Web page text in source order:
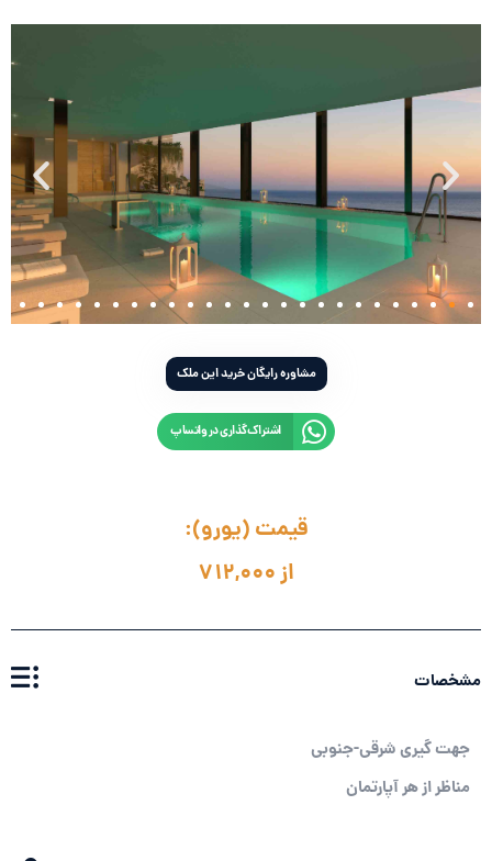
مشاوره رایگان خرید این ملک
اشتراک‌گذاری در واتساپ
قیمت (یورو):
از 712,000
مشخصات
جهت گیری شرقی-جنوبی
مناظر از هر آپارتمان